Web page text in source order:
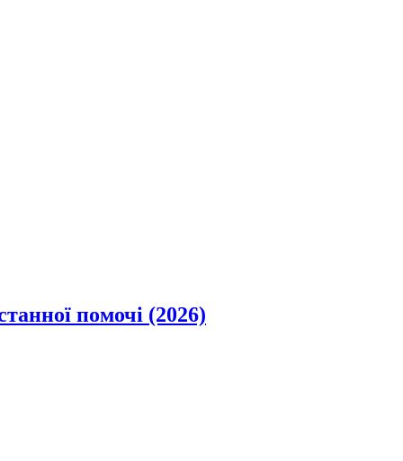
помочі (2026)